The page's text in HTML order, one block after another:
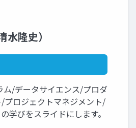
隆史）
ム/データサイエンス/プロダ
プロジェクトマネジメント/
学びをスライドにします。